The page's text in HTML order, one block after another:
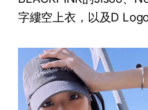
字縷空上衣，以及D